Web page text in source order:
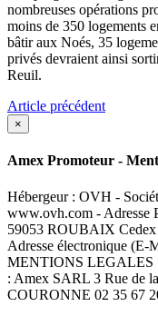
nombreuses opérations
moins de 350 logements
bâtir aux Noés, 35
privés devraient ainsi
Reuil.
Article précédent
×
Amex Promoteur -
Hébergeur : OVH -
www.ovh.com - Adresse
59053 ROUBAIX Cedex
Adresse électronique (E-
MENTIONS LEGALES :
: Amex SARL 3 Rue de
COURONNE 02 35 67